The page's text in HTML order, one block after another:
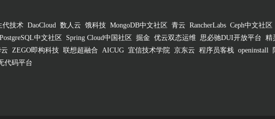
代技术 DaoCloud 数人云 饿科技 MongoDB中文社区 青云 RancherLabs Ceph中文社区
PostgreSQL中文社区 Spring Cloud中国社区 掘金 优云双态运维 思必驰DUI开放平台 精
ZEGO即构科技 联想超融合 AICUG 宜信技术学院 京东云 程序员客栈 openinstall
代码平台